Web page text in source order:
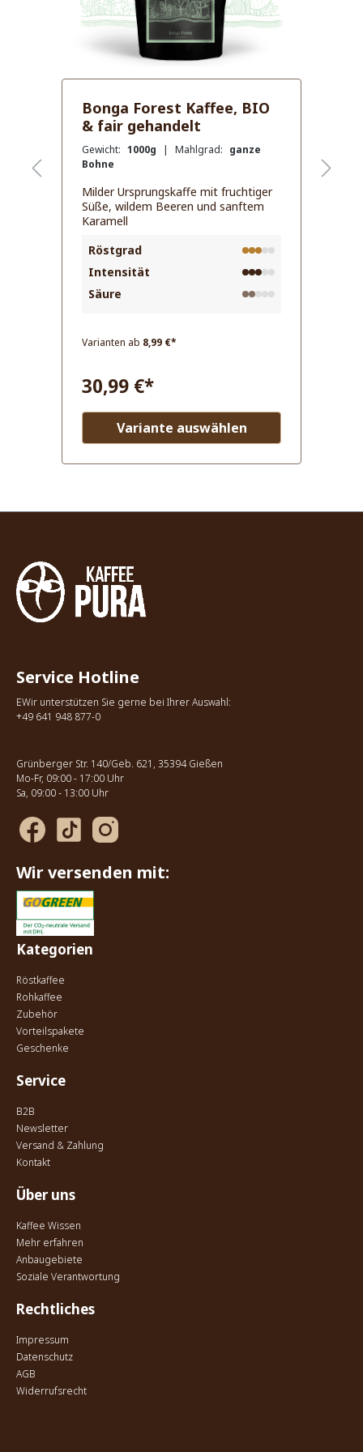
979 52 an und wir beraten Sie gerne!
Bonga Forest Kaffee, BIO
& fair gehandelt
Gewicht: 1000g | Mahlgrad: ganze
Bohne
Milder Ursprungskaffe mit fruchtiger
Süße, wildem Beeren und sanftem
Karamell
Röstgrad
Intensität
Säure
1 Kilogramm)
Varianten ab 8,99 €*
30,99 €*
Variante auswählen
Service Hotline
EWir unterstützen Sie gerne bei Ihrer Auswahl:
+49 641 948 877-0
Grünberger Str. 140/Geb. 621, 35394 Gießen
Mo-Fr, 09:00 - 17:00 Uhr
Sa, 09:00 - 13:00 Uhr
Wir versenden mit:
Kategorien
Röstkaffee
Rohkaffee
Zubehör
Vorteilspakete
Geschenke
Service
B2B
Newsletter
Versand & Zahlung
Kontakt
Über uns
Kaffee Wissen
Mehr erfahren
Anbaugebiete
Soziale Verantwortung
Rechtliches
Impressum
Datenschutz
AGB
Widerrufsrecht